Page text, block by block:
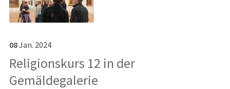
08Jan. 2024
Religionskurs 12 in der
Gemäldegalerie